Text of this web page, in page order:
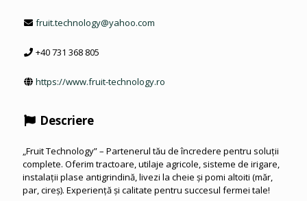
fruit.technology@yahoo.com
+40 731 368 805
https://www.fruit-technology.ro
Descriere
„Fruit Technology” – Partenerul tău de încredere pentru soluții
complete. Oferim tractoare, utilaje agricole, sisteme de irigare,
instalații plase antigrindină, livezi la cheie și pomi altoiti (măr,
par, cireș). Experiență și calitate pentru succesul fermei tale!